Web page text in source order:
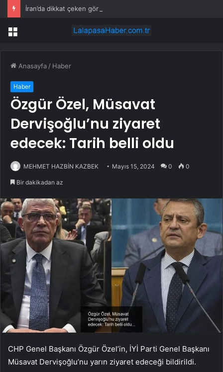
Menü
Anasayfa / Haber
Haber
Özgür Özel, Müsavat
Dervişoğlu’nu ziyaret
edecek: Tarih belli oldu
MEHMET HAZBİN KAZBEK Mayıs 15, 2024 0 0
Bir dakikadan az
CHP Genel Başkanı Özgür Özel’in, İYİ Parti Genel Başkanı
Müsavat Dervişoğlu’nu yarın ziyaret edeceği bildirildi.